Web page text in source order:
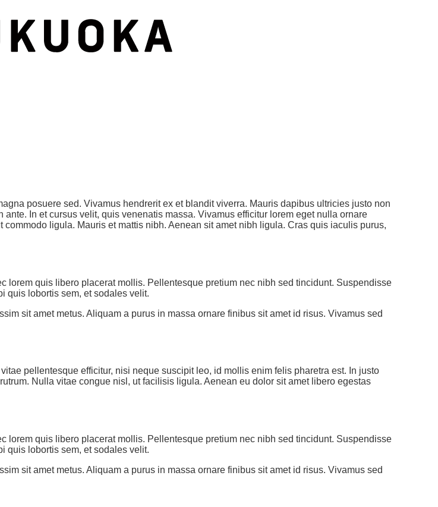
posuere sed. Vivamus hendrerit ex et blandit viverra. Mauris dapibus ultricies justo non
In et cursus velit, quis venenatis massa. Vivamus efficitur lorem eget nulla ornare
ligula. Mauris et mattis nibh. Aenean sit amet nibh ligula. Cras quis iaculis purus,
lorem quis libero placerat mollis. Pellentesque pretium nec nibh sed tincidunt. Suspendisse
quis lobortis sem, et sodales velit.
sit amet metus. Aliquam a purus in massa ornare finibus sit amet id risus. Vivamus sed
pellentesque efficitur, nisi neque suscipit leo, id mollis enim felis pharetra est. In justo
Nulla vitae congue nisl, ut facilisis ligula. Aenean eu dolor sit amet libero egestas
lorem quis libero placerat mollis. Pellentesque pretium nec nibh sed tincidunt. Suspendisse
quis lobortis sem, et sodales velit.
sit amet metus. Aliquam a purus in massa ornare finibus sit amet id risus. Vivamus sed